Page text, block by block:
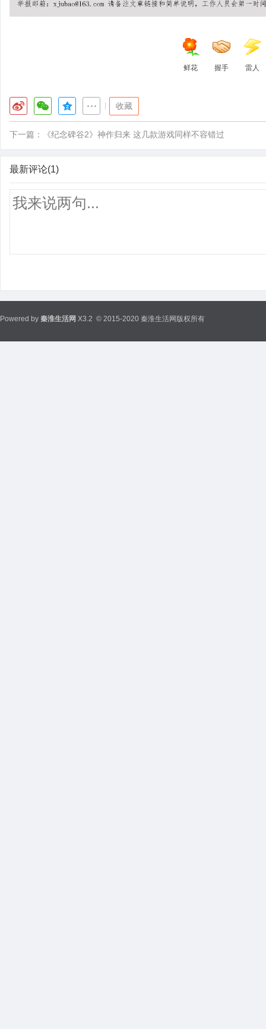
鲜花 握手 雷人
收藏
下一篇： 《纪念碑谷2》神作归来 这几款游戏同样不容错过
最新评论(1)
Powered by 秦淮生活网 X3.2 © 2015-2020 秦淮生活网版权所有